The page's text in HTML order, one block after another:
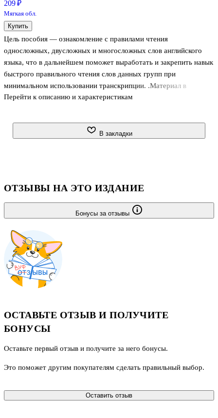
Цель пособия — ознакомление с правилами чтения
односложных, двусложных и многосложных слов английского
языка, что в дальнейшем поможет выработать и закрепить навык
быстрого правильного чтения слов данных групп при
минимальном использовании транскрипции. .Материал в
пособии изложен в виде таблиц и моделей. Это поможет вам с
содержит все правила чтения английских слов. Курс будет
Перейти к описанию и характеристикам
209 ₽
Мягкая обл.
Купить
В закладки
ОТЗЫВЫ НА ЭТО ИЗДАНИЕ
Бонусы за отзывы
ОСТАВЬТЕ ОТЗЫВ И ПОЛУЧИТЕ
БОНУСЫ
Оставьте первый отзыв и получите за него бонусы.
Это поможет другим покупателям сделать правильный выбор.
Оставить отзыв